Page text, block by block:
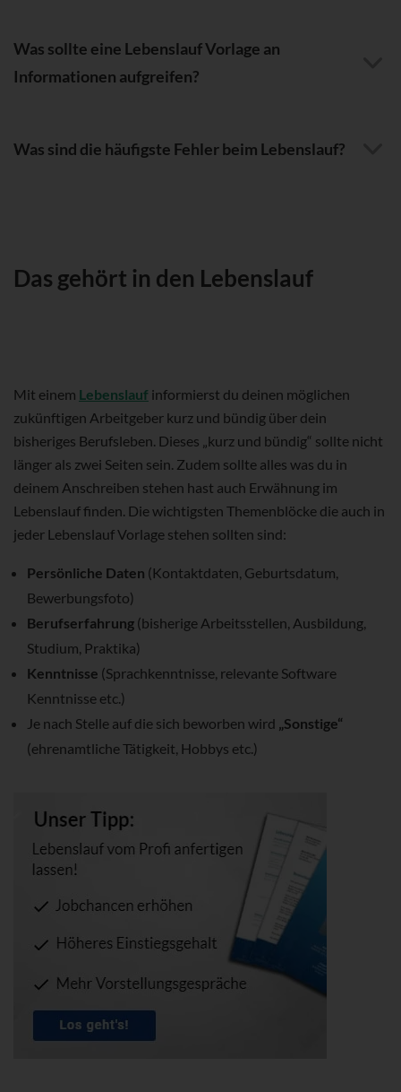
Was sollte eine Lebenslauf Vorlage an
Informationen aufgreifen?
Was sind die häufigste Fehler beim Lebenslauf?
Das gehört in den Lebenslauf
Mit einem Lebenslauf informierst du deinen möglichen
zukünftigen Arbeitgeber kurz und bündig über dein
bisheriges Berufsleben. Dieses „kurz und bündig“ sollte nicht
länger als zwei Seiten sein. Zudem sollte alles was du in
deinem Anschreiben stehen hast auch Erwähnung im
Lebenslauf finden. Die wichtigsten Themenblöcke die auch in
jeder Lebenslauf Vorlage stehen sollten sind:
Persönliche Daten (Kontaktdaten, Geburtsdatum,
Bewerbungsfoto)
Berufserfahrung (bisherige Arbeitsstellen, Ausbildung,
Studium, Praktika)
Kenntnisse (Sprachkenntnisse, relevante Software
Kenntnisse etc.)
Je nach Stelle auf die sich beworben wird „Sonstige“
(ehrenamtliche Tätigkeit, Hobbys etc.)